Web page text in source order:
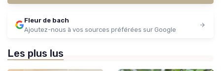
Fleur de bach
Ajoutez-nous à vos sources préférées sur Google
Les plus lus